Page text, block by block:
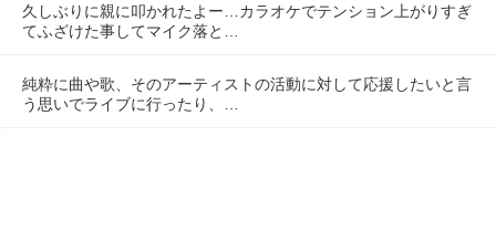
久しぶりに親に叩かれたよー…カラオケでテンション上がりすぎ
てふざけた事してマイク落と…
純粋に曲や歌、そのアーティストの活動に対して応援したいと言
う思いでライブに行ったり、…